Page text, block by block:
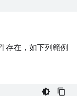
存在，如下列範例